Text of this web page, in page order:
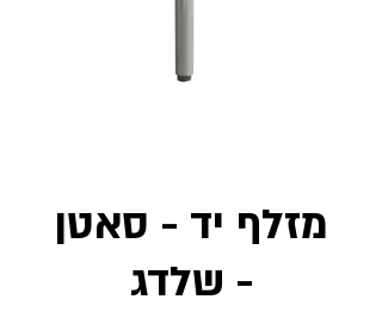
מזלף יד - סאטן
- שלדג